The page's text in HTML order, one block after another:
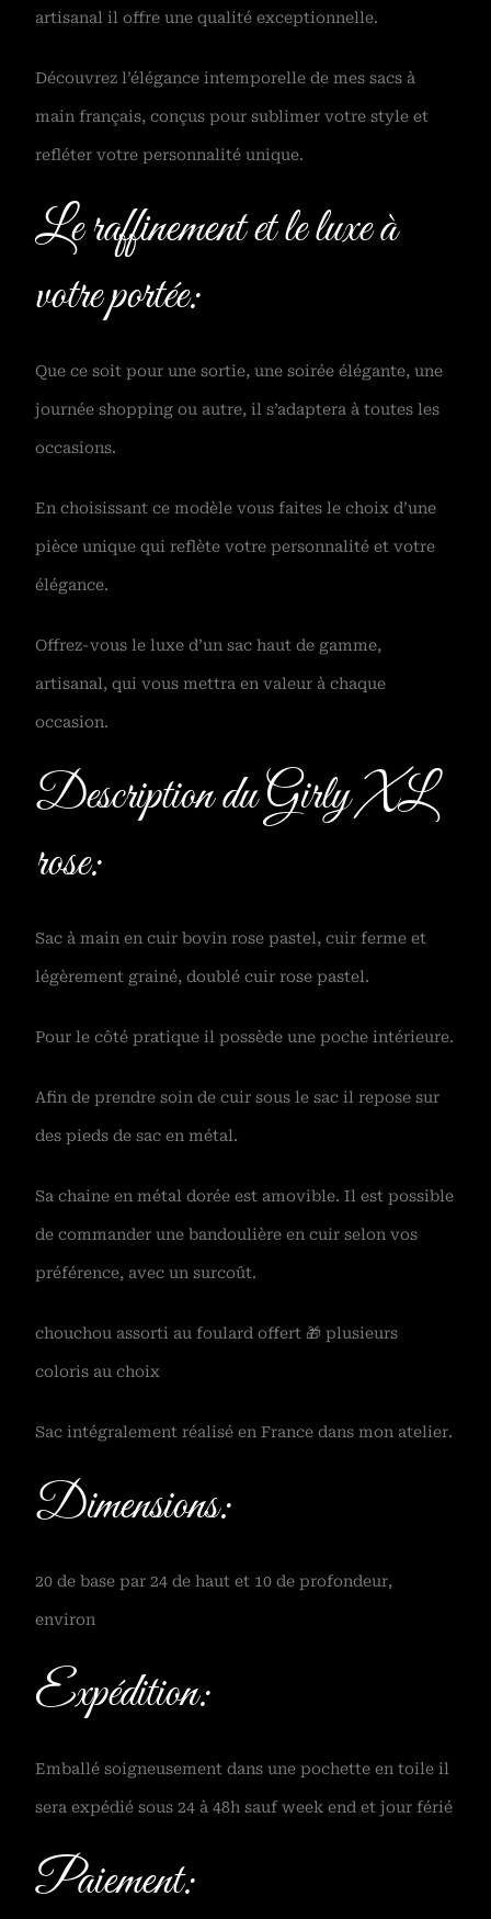
artisanal il offre une qualité exceptionnelle.
Découvrez l’élégance intemporelle de mes sacs à
main français, conçus pour sublimer votre style et
refléter votre personnalité unique.
Le raffinement et le luxe à
votre portée:
Que ce soit pour une sortie, une soirée élégante, une
journée shopping ou autre, il s’adaptera à toutes les
occasions.
En choisissant ce modèle vous faites le choix d’une
pièce unique qui reflète votre personnalité et votre
élégance.
Offrez-vous le luxe d’un sac haut de gamme,
artisanal, qui vous mettra en valeur à chaque
occasion.
Description du Girly XL
rose:
Sac à main en cuir bovin rose pastel, cuir ferme et
légèrement grainé, doublé cuir rose pastel.
Pour le côté pratique il possède une poche intérieure.
Afin de prendre soin de cuir sous le sac il repose sur
des pieds de sac en métal.
Sa chaine en métal dorée est amovible. Il est possible
de commander une bandoulière en cuir selon vos
préférence, avec un surcoût.
chouchou assorti au foulard offert 🎁 plusieurs
coloris au choix
Sac intégralement réalisé en France dans mon atelier.
Dimensions:
20 de base par 24 de haut et 10 de profondeur,
environ
Expédition:
Emballé soigneusement dans une pochette en toile il
sera expédié sous 24 à 48h sauf week end et jour férié
Paiement: